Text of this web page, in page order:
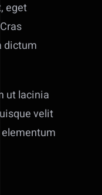
eget
dictum
ut lacinia
velit